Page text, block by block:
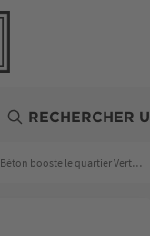
RECHERCHER
booste le quartier Vertbois, à Paris